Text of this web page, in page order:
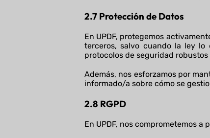
2.7 Protección de Datos
En UPDF, protegemos
terceros, salvo cuando la ley lo
protocolos de seguridad
Además, nos esforzamos por
informado/a sobre cómo se
2.8 RGPD
En UPDF, nos comprometemos